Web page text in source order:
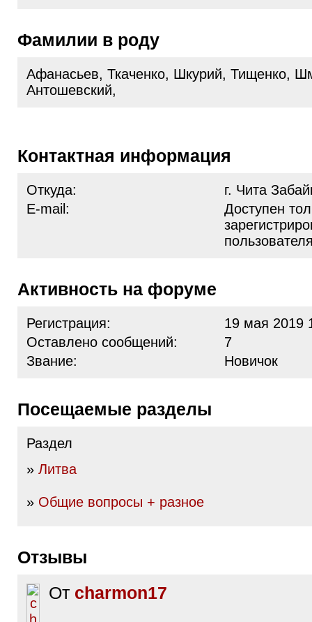
Фамилии в роду
Афанасьев, Ткаченко, Шкурий, Тищенко,
Антошевский,
Контактная информация
Откуда:
г. Чита
E-mail:
Доступен
Активность на форуме
Регистрация:
19 мая 2019
Оставлено сообщений:
7
Звание:
Новичок
Посещаемые разделы
Раздел
» Литва
» Общие вопросы + разное
Отзывы
От charmon17